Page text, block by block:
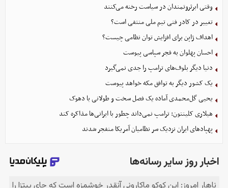
وقتی ابرثروتمندان در سیاست رخنه می‌کنند
تغییر در کادر فنی تیم ملی منتفی است؟
اهداف ژاپن برای افزایش توان نظامی چیست؟
احسان پهلوان به فجر سپاسی پیوست
دنیا دیگر بلوف‌های ترامپ را جدی نمی‌گیرد
یک کشور دیگر به توافق مکه خواهد پیوست
یحیی گل‌محمدی آماده یک فصل سخت و طولانی با دهوک
هیلاری کلینتون: ترامپ نمی‌داند چطور با ایرانی‌ها مذاکره کند
پهپادهای ایران نزدیک سر نظامیان آمریکا منفجر شدند